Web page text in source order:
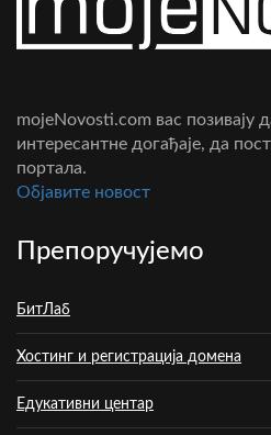
mojeNovosti.com вас позивају
интересантне догађаје, да
портала.
Oбјавите новост
Препоручујемо
БитЛаб
Хостинг и регистрација домена
Едукативни центар